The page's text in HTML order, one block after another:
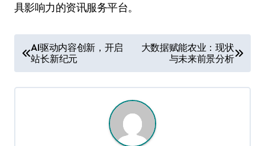
具影响力的资讯服务平台。
章
导
AI驱动内容创新，开启
站长新纪元
大数据赋能农业：现状
与未来前景分析